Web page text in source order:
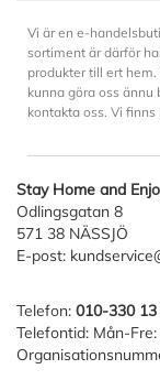
Vi är en e-
sortiment är därför
produkter till ert
kunna göra oss
kontakta oss. Vi
Stay Home and
Odlingsgatan 8
571 38 NÄSSJÖ
E-post:
Telefon: 010-330 13
Telefontid: Mån-